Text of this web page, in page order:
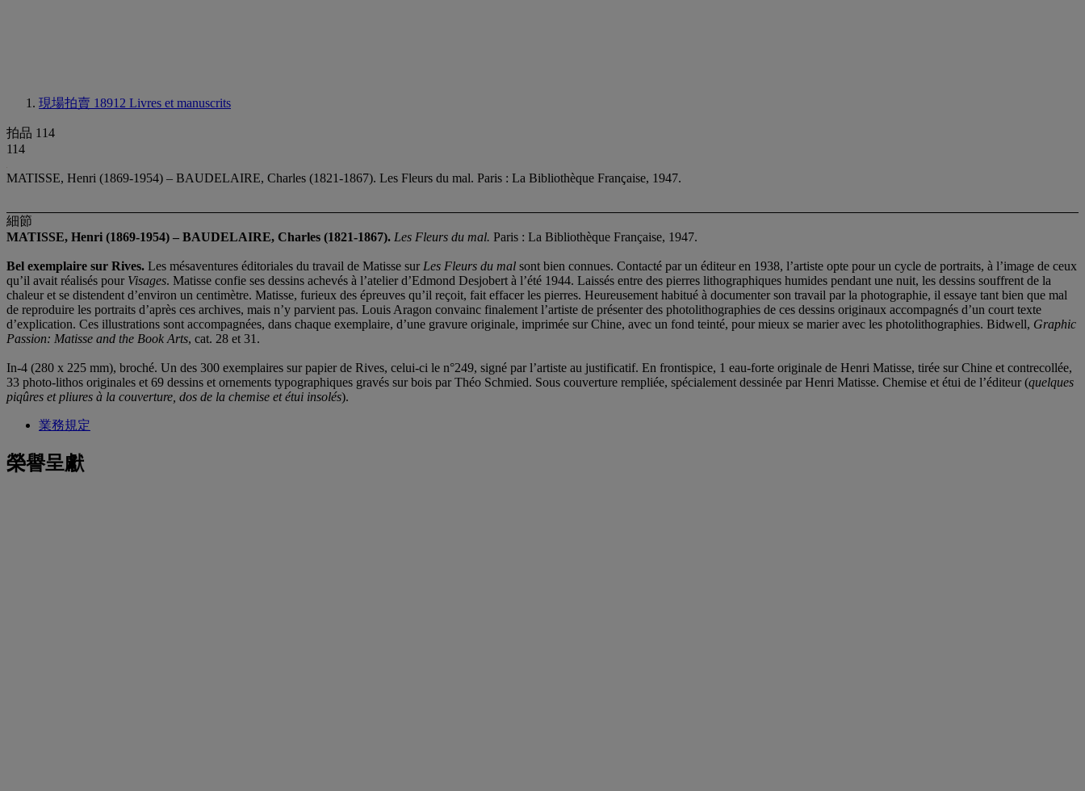
現場拍賣 18912 Livres et manuscrits
拍品 114
114
MATISSE, Henri (1869-1954) – BAUDELAIRE, Charles (1821-1867). Les Fleurs du mal. Paris : La Bibliothèque Française, 1947.
細節
MATISSE, Henri (1869-1954) – BAUDELAIRE, Charles (1821-1867). Les Fleurs du mal. Paris : La Bibliothèque Française, 1947.
Bel exemplaire sur Rives. Les mésaventures éditoriales du travail de Matisse surLes Fleurs du mal sont bien connues. Contacté par un éditeur en 1938, l’artiste opte pour un cycle de portraits, à l’image de ceux
qu’il avait réalisés pour Visages. Matisse confie ses dessins achevés à l’atelier d’Edmond Desjobert à l’été 1944. Laissés entre des pierres lithographiques humides pendant une nuit, les dessins souffrent de la
chaleur et se distendent d’environ un centimètre. Matisse, furieux des épreuves qu’il reçoit, fait effacer les pierres. Heureusement habitué à documenter son travail par la photographie, il essaye tant bien que mal
de reproduire les portraits d’après ces archives, mais n’y parvient pas. Louis Aragon convainc finalement l’artiste de présenter des photolithographies de ces dessins originaux accompagnés d’un court texte
d’explication. Ces illustrations sont accompagnées, dans chaque exemplaire, d’une gravure originale, imprimée sur Chine, avec un fond teinté, pour mieux se marier avec les photolithographies. Bidwell, Graphic
Passion: Matisse and the Book Arts, cat. 28 et 31.
In-4 (280 x 225 mm), broché. Un des 300 exemplaires sur papier de Rives, celui-ci le n°249, signé par l’artiste au justificatif. En frontispice, 1 eau-forte originale de Henri Matisse, tirée sur Chine et contrecollée,
33 photo-lithos originales et 69 dessins et ornements typographiques gravés sur bois par Théo Schmied. Sous couverture rempliée, spécialement dessinée par Henri Matisse. Chemise et étui de l’éditeur (quelques
piqûres et pliures à la couverture, dos de la chemise et étui insolés).
業務規定
榮譽呈獻